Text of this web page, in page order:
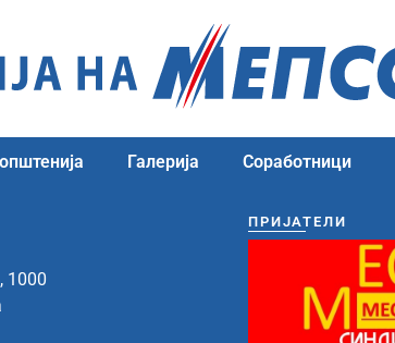
Галерија Соработници
1000
ПРИЈАТЕЛИ